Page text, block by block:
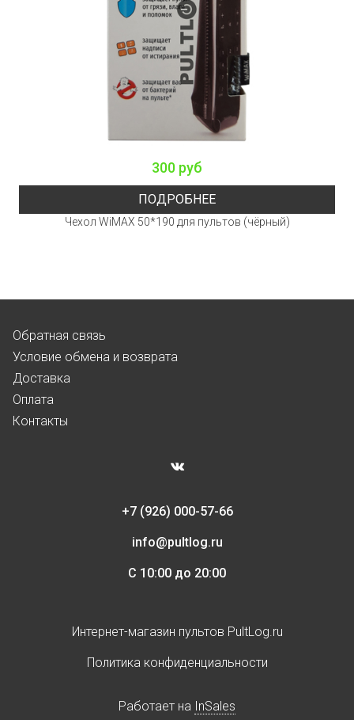
300 руб
ПОДРОБНЕЕ
Чехол WiMAX 50*190 для пультов (чёрный)
Обратная связь
Условие обмена и возврата
Доставка
Оплата
Контакты
+7 (926) 000-57-66
info@pultlog.ru
С 10:00 до 20:00
Интернет-магазин пультов PultLog.ru
Политика конфиденциальности
Работает на InSales